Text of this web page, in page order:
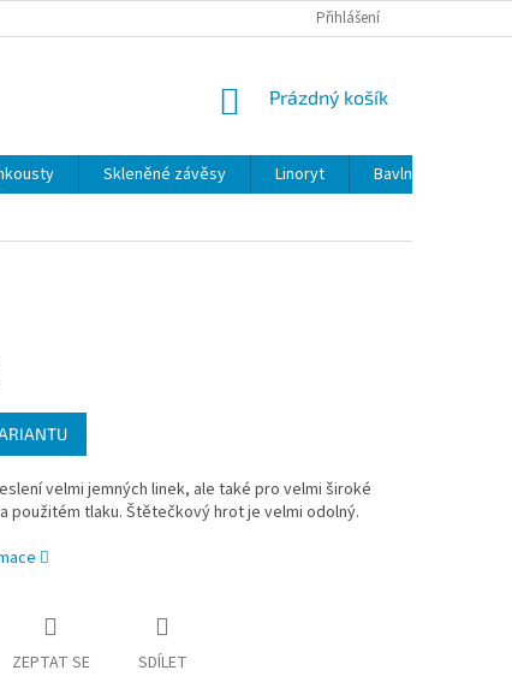
Přihlášení
NÁKUPNÍ
Prázdný košík
Skleněné závěsy Linoryt Bavlna
velmi jemných linek, ale také pro velmi široké
použitém tlaku. Štětečkový hrot je velmi odolný.
ZEPTAT SE SDÍLET